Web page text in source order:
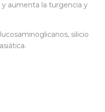
y aumenta la turgencia y
silicio